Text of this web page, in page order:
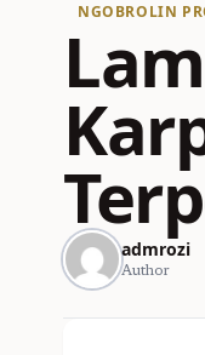
NGOBROLIN
admrozi
Author